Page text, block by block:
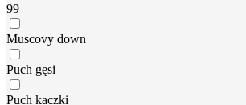
99
Muscovy down
Puch gęsi
Puch kaczki